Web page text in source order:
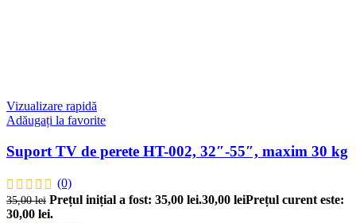
Vizualizare rapidă
Adăugați la favorite
Suport TV de perete HT-002, 32″-55″, maxim 30 kg
(0)
35,00lei Prețul inițial a fost: 35,00 lei.30,00 leiPrețul curent este:
30,00 lei.